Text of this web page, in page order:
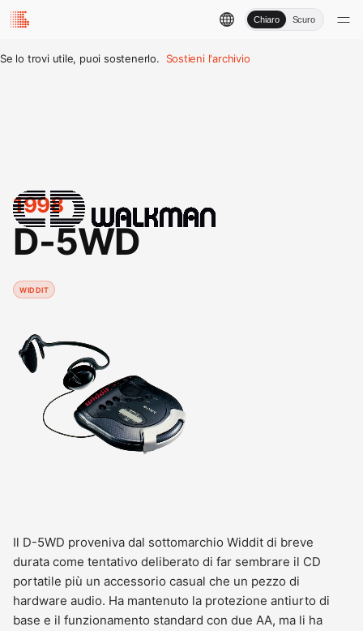
Chiaro Scuro
Se lo trovi utile, puoi sostenerlo. Sostieni l'archivio
1998
D-5WD
WIDDIT
Il D-5WD proveniva dal sottomarchio Widdit di breve
durata come tentativo deliberato di far sembrare il CD
portatile più un accessorio casual che un pezzo di
hardware audio. Ha mantenuto la protezione antiurto di
base e il funzionamento standard con due AA, ma li ha